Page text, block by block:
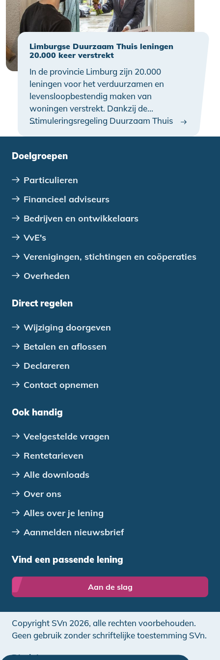
Limburgse Duurzaam Thuis leningen
20.000 keer verstrekt
In de provincie Limburg zijn 20.000
leningen voor het verduurzamen en
levensloopbestendig maken van
woningen verstrekt. Dankzij de
Stimuleringsregeling Duurzaam Thuis
gunstige voorwaarden maatregelen in
behoefte is aan dit financiële steuntje in
de rug”, zegt gedeputeerde Maarten van
…
Doelgroepen
Particulieren
Financieel adviseurs
Bedrijven en ontwikkelaars
VvE's
Verenigingen, stichtingen en coöperaties
Overheden
Direct regelen
Wijziging doorgeven
Betalen en aflossen
Declareren
Contact opnemen
Ook handig
Veelgestelde vragen
Rentetarieven
Alle downloads
Over ons
Alles over je lening
Aanmelden nieuwsbrief
Vind een passende lening
Aan de slag
Copyright SVn 2026, alle rechten voorbehouden.
Geen gebruik zonder schriftelijke toestemming SVn.
Disclaimer